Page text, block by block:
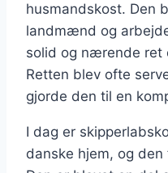
husmandskost. Den
landmænd og
solid og nærende ret
Retten blev ofte
gjorde den til en
I dag er
danske hjem, og